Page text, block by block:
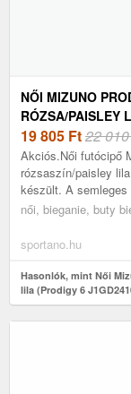
NŐI MIZUNO
RÓZSA/PAISLEY
19 805 Ft22
Akciós.Női futócipő
rózsaszín/paisley
készült. A
női, bieganie, buty
sportano.hu
Hasonlók, mint Női
lila (Prodigy 6